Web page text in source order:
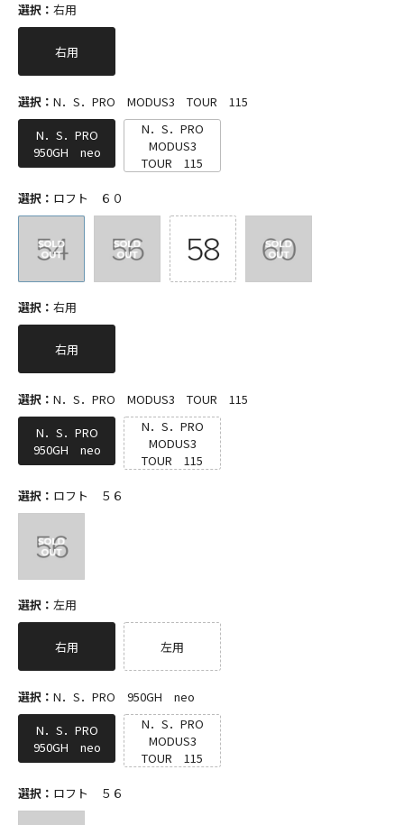
選択： 右用
右用
選択： N．S．PRO MODUS3 TOUR 115
N．S．PRO
950GH neo
N．S．PRO
MODUS3
TOUR 115
選択： ロフト ６０
選択： 右用
右用
選択： N．S．PRO MODUS3 TOUR 115
N．S．PRO
950GH neo
N．S．PRO
MODUS3
TOUR 115
選択： ロフト ５６
選択： 左用
右用 左用
選択： N．S．PRO 950GH neo
N．S．PRO
950GH neo
N．S．PRO
MODUS3
TOUR 115
選択： ロフト ５６